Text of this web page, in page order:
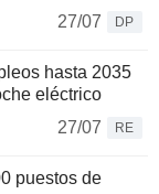
27/07
DP
hasta 2035
eléctrico
27/07
RE
puestos de